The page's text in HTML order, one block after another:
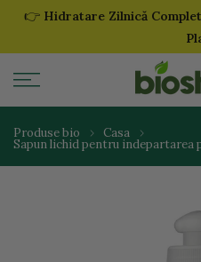
Sari
👉 Hidratare Zilnică
Produse bio Casa
Sapun lichid pentru indepartarea